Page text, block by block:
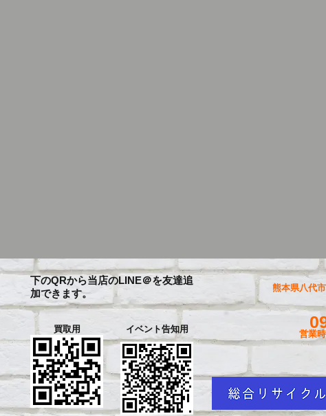
下のQRから当店のLINE＠を友達追
加できます。
買取用 イベント告知用 営業
熊本県八代